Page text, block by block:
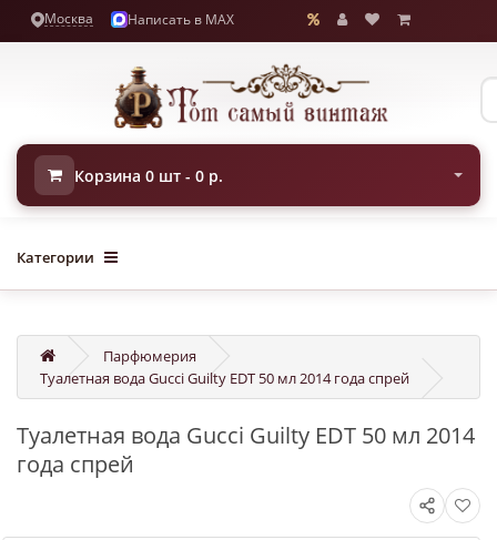
Москва Написать в MAX
Корзина 0 шт - 0 р.
Категории
Парфюмерия
Туалетная вода Gucci Guilty EDT 50 мл 2014 года спрей
Туалетная вода Gucci Guilty EDT 50 мл 2014
года спрей